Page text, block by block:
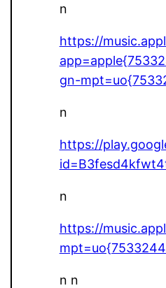
n
https://
gn-
n
https://
n
https://
n n